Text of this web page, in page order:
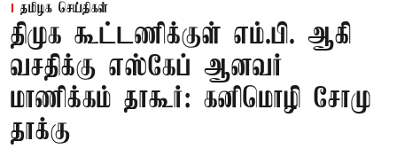
தமிழக செய்திகள்
திமுக கூட்டணிக்குள் எம்.பி. ஆகி
வசதிக்கு எஸ்கேப் ஆனவர்
மாணிக்கம் தாகூர்: கனிமொழி சோமு
தாக்கு